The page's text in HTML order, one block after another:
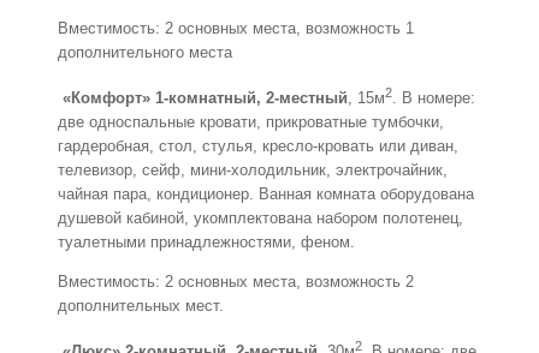
Вместимость: 2 основных места, возможность 1
дополнительного места
«Комфорт» 1-комнатный, 2-местный, 15м2. В номере:
две односпальные кровати, прикроватные тумбочки,
гардеробная, стол, стулья, кресло-кровать или диван,
телевизор, сейф, мини-холодильник, электрочайник,
чайная пара, кондиционер. Ванная комната оборудована
душевой кабиной, укомплектована набором полотенец,
туалетными принадлежностями, феном.
Вместимость: 2 основных места, возможность 2
дополнительных мест.
2